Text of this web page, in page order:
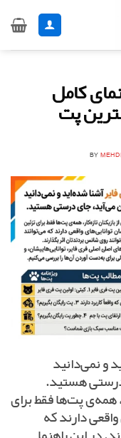
کامل
پت
BY
و نمی‌دانید
درستی هستید.
همه‌ی پت‌ها فقط برای
دارند که